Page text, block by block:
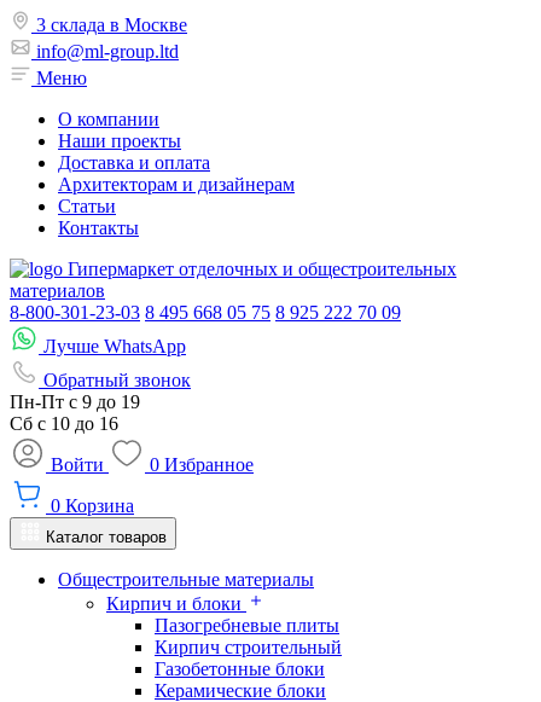
3 склада в Москве
info@ml-group.ltd
Меню
О компании
Наши проекты
Доставка и оплата
Архитекторам и дизайнерам
Статьи
Контакты
Гипермаркет отделочных и общестроительных
материалов
8-800-301-23-03 8 495 668 05 75 8 925 222 70 09
Лучше WhatsApp
Обратный звонок
Пн-Пт с 9 до 19
Сб с 10 до 16
Войти
0 Избранное
0 Корзина
Каталог товаров
Общестроительные материалы
Кирпич и блоки
Пазогребневые плиты
Кирпич строительный
Газобетонные блоки
Керамические блоки